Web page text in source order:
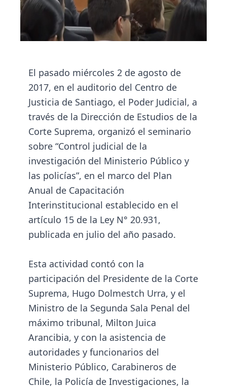
El pasado miércoles 2 de agosto de
2017, en el auditorio del Centro de
Justicia de Santiago, el Poder Judicial, a
través de la Dirección de Estudios de la
Corte Suprema, organizó el seminario
sobre “Control judicial de la
investigación del Ministerio Público y
las policías”, en el marco del Plan
Anual de Capacitación
Interinstitucional establecido en el
artículo 15 de la Ley N° 20.931,
publicada en julio del año pasado.
Esta actividad contó con la
participación del Presidente de la Corte
Suprema, Hugo Dolmestch Urra, y el
Ministro de la Segunda Sala Penal del
máximo tribunal, Milton Juica
Arancibia, y con la asistencia de
autoridades y funcionarios del
Ministerio Público, Carabineros de
Chile, la Policía de Investigaciones, la